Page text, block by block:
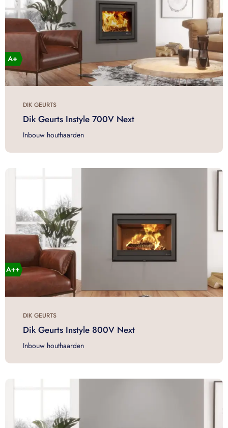
DIK GEURTS
Dik Geurts Instyle 700V Next
Inbouw houthaarden
DIK GEURTS
Dik Geurts Instyle 800V Next
Inbouw houthaarden